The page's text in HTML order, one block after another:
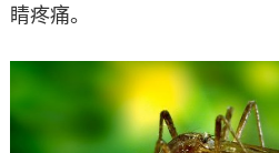
睛疼痛。